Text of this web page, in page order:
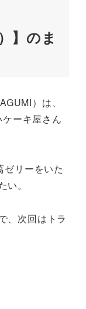
】のま
）は、
ーキ屋さん
ゼリーをいた
。
、次回はトラ